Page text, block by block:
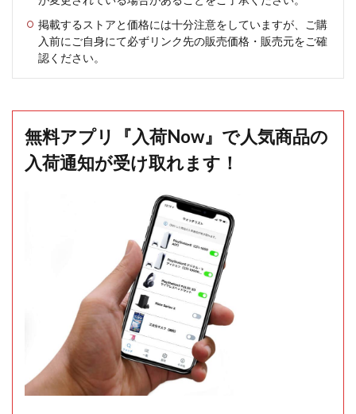
掲載するストアと価格には十分注意をしていますが、ご購
入前にご自身にて必ずリンク先の販売価格・販売元をご確
認ください。
無料アプリ『入荷Now』で人気商品の
入荷通知が受け取れます！